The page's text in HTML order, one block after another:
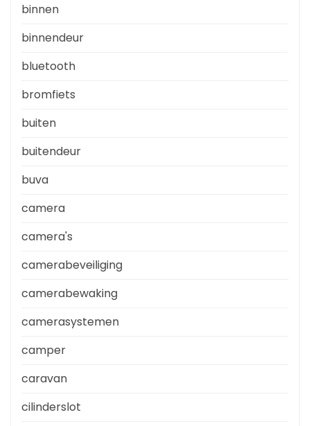
binnen
binnendeur
bluetooth
bromfiets
buiten
buitendeur
buva
camera
camera's
camerabeveiliging
camerabewaking
camerasystemen
camper
caravan
cilinderslot